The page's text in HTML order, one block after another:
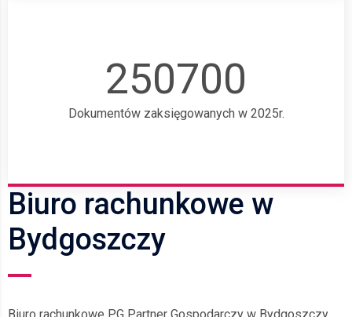
250700
Dokumentów zaksięgowanych w 2025r.
Biuro rachunkowe w
Bydgoszczy